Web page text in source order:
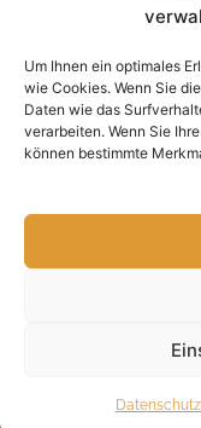
Um Ihnen ein optimales
wie Cookies. Wenn Sie
Daten wie das
verarbeiten. Wenn Sie
können bestimmte
TaxEagle in
Steuerberater